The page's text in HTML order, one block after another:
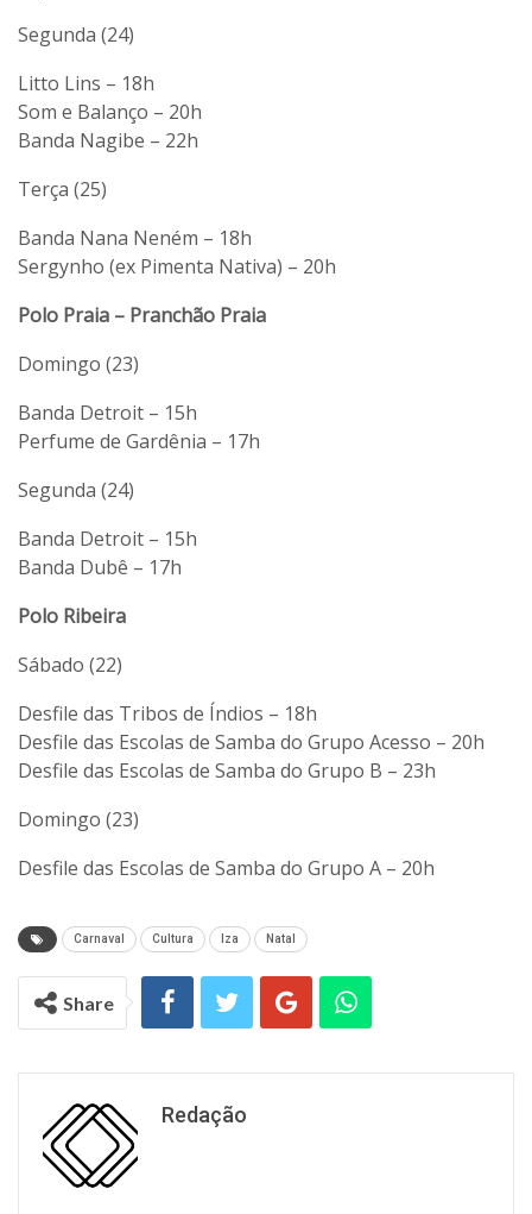
Segunda (24)
Litto Lins – 18h
Som e Balanço – 20h
Banda Nagibe – 22h
Terça (25)
Banda Nana Neném – 18h
Sergynho (ex Pimenta Nativa) – 20h
Polo Praia – Pranchão Praia
Domingo (23)
Banda Detroit – 15h
Perfume de Gardênia – 17h
Segunda (24)
Banda Detroit – 15h
Banda Dubê – 17h
Polo Ribeira
Sábado (22)
Desfile das Tribos de Índios – 18h
Desfile das Escolas de Samba do Grupo Acesso – 20h
Desfile das Escolas de Samba do Grupo B – 23h
Domingo (23)
Desfile das Escolas de Samba do Grupo A – 20h
Carnaval Cultura Iza Natal
Share
Redação